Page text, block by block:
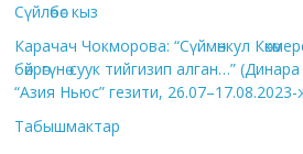
Сүйлөбөс кыз
Карачач Чокморова: “Сүймөнкул
бөйрөгүнө суук тийгизип алган…”
“Азия Ньюс” гезити, 26.07–17.08.2023-
Табышмактар